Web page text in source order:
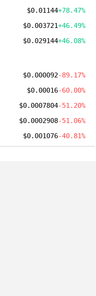
$0.01144+78.47%
$0.003721+46.49%
$0.029144+46.08%
$0.000092-89.17%
$0.00016-60.00%
$0.0007804-51.20%
$0.0002908-51.06%
$0.001076-40.81%